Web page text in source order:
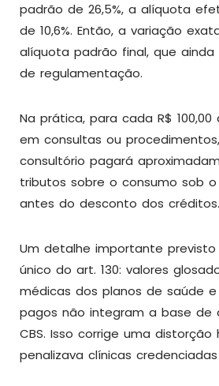
padrão de 26,5%, a alíquota
de 10,6%. Então, a variação
alíquota padrão final, que
de regulamentação.
Na prática, para cada R$
em consultas ou
consultório pagará
tributos sobre o consumo sob
antes do desconto dos créditos.
Um detalhe importante
único do art. 130: valores
médicas dos planos de saúde
pagos não integram a base de
CBS. Isso corrige uma distorção
penalizava clínicas